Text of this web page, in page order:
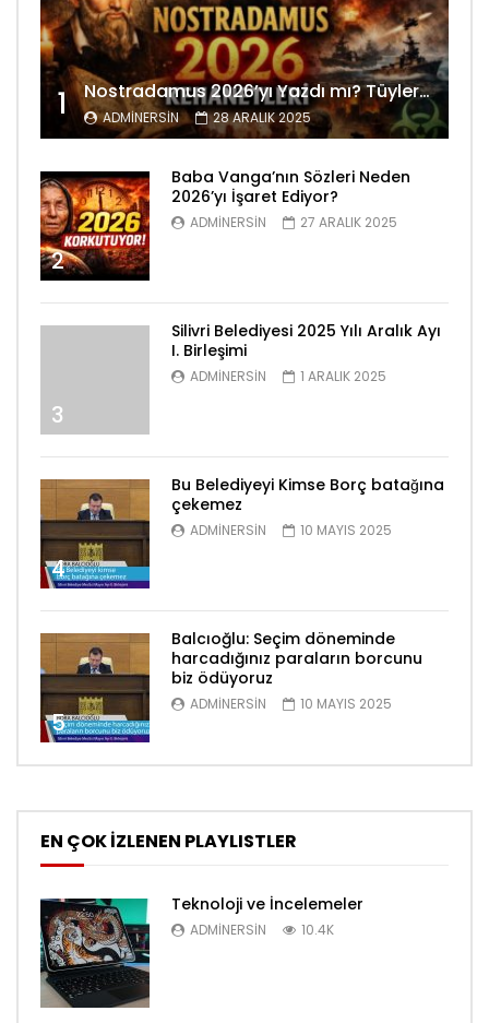
1 Nostradamus 2026’yı Yazdı mı? Tüyler Ürperten Kehanetler
ADMINERSIN 28 ARALIK 2025
2
Baba Vanga’nın Sözleri Neden
2026’yı İşaret Ediyor?
ADMINERSIN 27 ARALIK 2025
3
Silivri Belediyesi 2025 Yılı Aralık Ayı
I. Birleşimi
ADMINERSIN 1 ARALIK 2025
4
Bu Belediyeyi Kimse Borç batağına
çekemez
ADMINERSIN 10 MAYIS 2025
5
Balcıoğlu: Seçim döneminde
harcadığınız paraların borcunu
biz ödüyoruz
ADMINERSIN 10 MAYIS 2025
EN ÇOK İZLENEN PLAYLISTLER
Teknoloji ve İncelemeler
ADMINERSIN 10.4K